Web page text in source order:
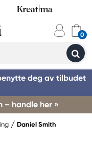
deg av tilbudet
– handle her »
Daniel Smith